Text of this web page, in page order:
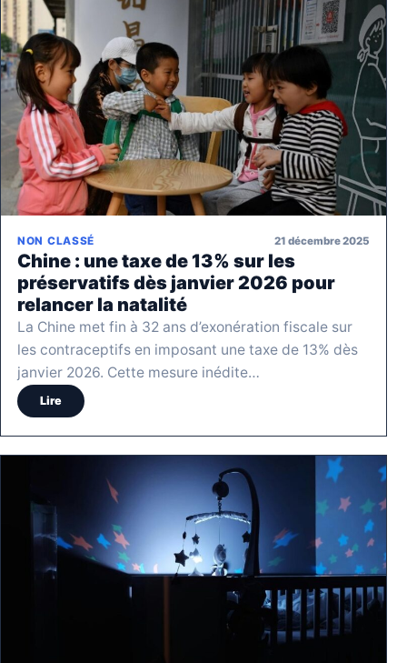
NON CLASSÉ 21 décembre 2025
Chine : une taxe de 13% sur les
préservatifs dès janvier 2026 pour
relancer la natalité
La Chine met fin à 32 ans d’exonération fiscale sur
les contraceptifs en imposant une taxe de 13% dès
janvier 2026. Cette mesure inédite…
Lire